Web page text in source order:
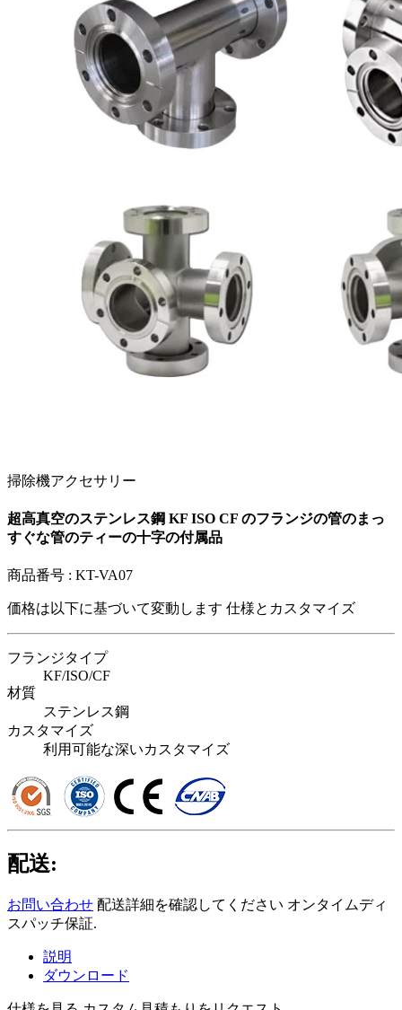
掃除機アクセサリー
超高真空のステンレス鋼 KF ISO CF のフランジの管のまっ
すぐな管のティーの十字の付属品
商品番号 : KT-VA07
価格は以下に基づいて変動します 仕様とカスタマイズ
フランジタイプ
KF/ISO/CF
材質
ステンレス鋼
カスタマイズ
利用可能な深いカスタマイズ
配送:
お問い合わせ 配送詳細を確認してください オンタイムディ
スパッチ保証.
説明
ダウンロード